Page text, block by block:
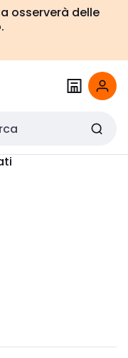
osserverà delle